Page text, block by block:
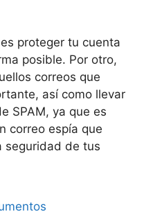
proteger tu cuenta
posible. Por otro,
correos que
así como llevar
SPAM, ya que es
correo espía que
seguridad de tus